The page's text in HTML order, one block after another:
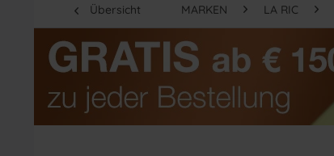
Übersicht MARKEN LA RIC